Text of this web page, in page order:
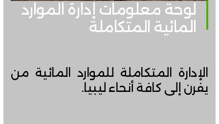
لوحة معلومات إدارة الموارد
المائية المتكاملة
الإدارة المتكاملة للموارد المائية من
يفرن إلى كافة أنحاء ليبيا.